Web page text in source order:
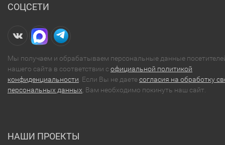
СОЦСЕТИ
Мы получаем и обрабатываем персональные данные
нашего сайта в соответствии софициальной политикой
конфиденциальности . Если Вы не даетесогласия на обработку
персональных данных , Вам необходимо покинуть наш сайт.
НАШИ ПРОЕКТЫ